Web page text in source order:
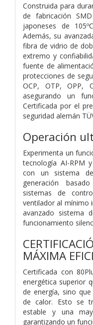
Construida para
de fabricación
japoneses de
Además, su
fibra de vidrio de
extremo y
fuente de
protecciones de
OCP, OTP, OPP,
asegurando un
Certificada por el
seguridad alemán
Operación
Experimenta un
tecnología AI-RPM
con un sistema
generación
sistemas de
ventilador al mínimo
avanzado sistema
funcionamiento
MÁXIMA
Certificada con
energética superior
de energía, sino
de calor. Esto se
estable y una
garantizando un